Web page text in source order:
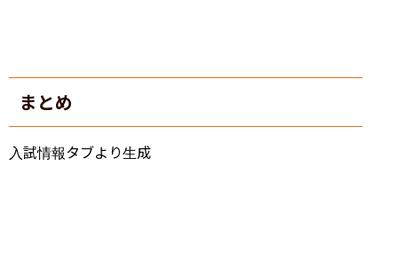
まとめ
入試情報タブより生成